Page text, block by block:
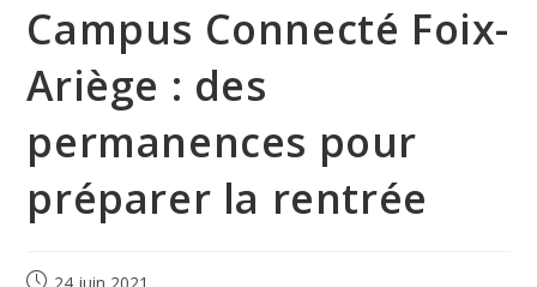
Campus Connecté Foix-
Ariège : des
permanences pour
préparer la rentrée